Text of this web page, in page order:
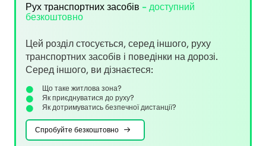
Рух транспортних засобів - доступний
безкоштовно
Цей розділ стосується, серед іншого, руху
транспортних засобів і поведінки на дорозі.
Серед іншого, ви дізнаєтеся:
Що таке житлова зона?
Як приєднуватися до руху?
Як дотримуватись безпечної дистанції?
Спробуйте безкоштовно